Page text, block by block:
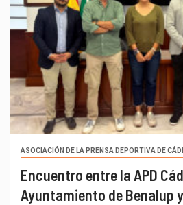
ASOCIACIÓN DE LA PRENSA DEPORTIVA DE
Encuentro entre la APD
Ayuntamiento de Benalup